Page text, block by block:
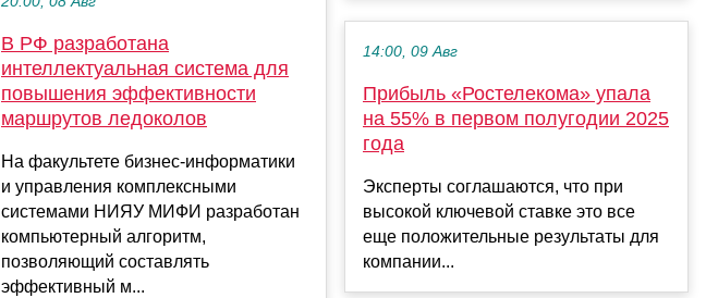
В РФ разработана
интеллектуальная система для
повышения эффективности
маршрутов ледоколов
На факультете бизнес-информатики
и управления комплексными
системами НИЯУ МИФИ разработан
компьютерный алгоритм,
позволяющий составлять
эффективный м...
14:00, 09 Авг
Прибыль «Ростелекома» упала
на 55% в первом полугодии 2025
года
Эксперты соглашаются, что при
высокой ключевой ставке это все
еще положительные результаты для
компании...